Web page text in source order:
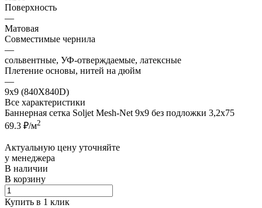
Поверхность
—
Матовая
Совместимые чернила
—
сольвентные, УФ-отверждаемые, латексные
Плетение основы, нитей на дюйм
—
9х9 (840Х840D)
Все характеристики
Баннерная сетка Soljet Mesh-Net 9х9 без подложки 3,2х75
69.3 ₽/м2
Актуальную цену уточняйте
у менеджера
В наличии
В корзину
Купить в 1 клик